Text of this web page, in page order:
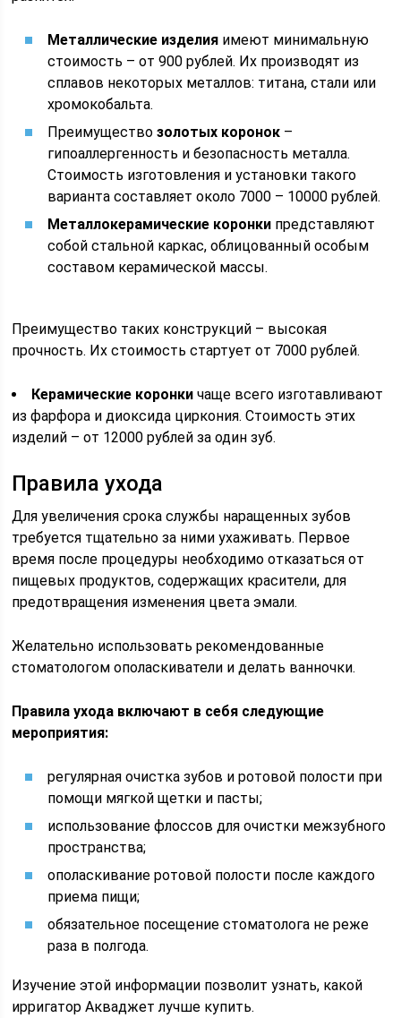
Металлические изделия имеют минимальную
стоимость – от 900 рублей. Их производят из
сплавов некоторых металлов: титана, стали или
хромокобальта.
Преимуществозолотых коронок –
гипоаллергенность и безопасность металла.
Стоимость изготовления и установки такого
варианта составляет около 7000 – 10000 рублей.
Металлокерамические коронки представляют
собой стальной каркас, облицованный особым
составом керамической массы.
Преимущество таких конструкций – высокая
прочность. Их стоимость стартует от 7000 рублей.
Керамические коронки чаще всего изготавливают
из фарфора и диоксида циркония. Стоимость этих
изделий – от 12000 рублей за один зуб.
Правила ухода
Для увеличения срока службы наращенных зубов
требуется тщательно за ними ухаживать. Первое
время после процедуры необходимо отказаться от
пищевых продуктов, содержащих красители, для
предотвращения изменения цвета эмали.
Желательно использовать рекомендованные
стоматологом ополаскиватели и делать ванночки.
Правила ухода включают в себя следующие
мероприятия:
регулярная очистка зубов и ротовой полости при
помощи мягкой щетки и пасты;
использование флоссов для очистки межзубного
пространства;
ополаскивание ротовой полости после каждого
приема пищи;
обязательное посещение стоматолога не реже
раза в полгода.
Изучение этой информации позволит узнать, какой
ирригатор Акваджет лучше купить.